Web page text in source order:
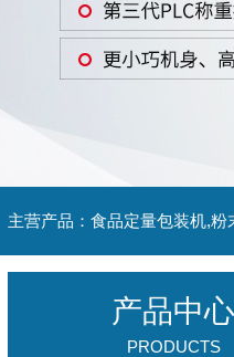
主营产品：食品定量包装机,
产品中心
PRODUCTS